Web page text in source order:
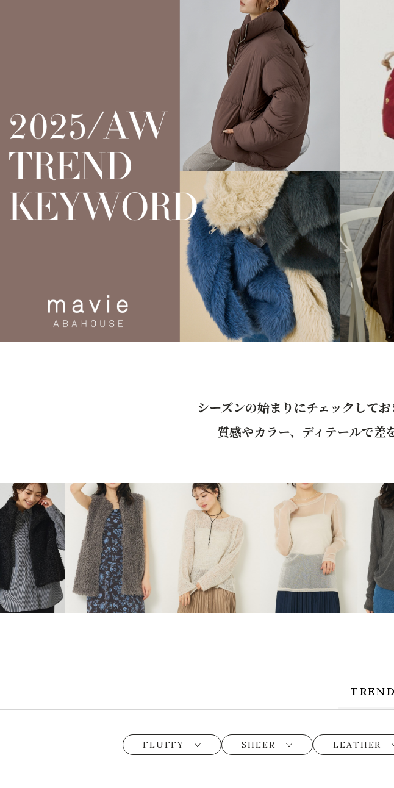
シーズンの始まりにチェックして
質感やカラー、ディテールで差
FLUFFY SHEER LEATHER